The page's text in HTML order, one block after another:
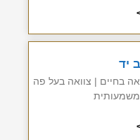
יד
בחיים | צוואה בעל פה
משמעותית